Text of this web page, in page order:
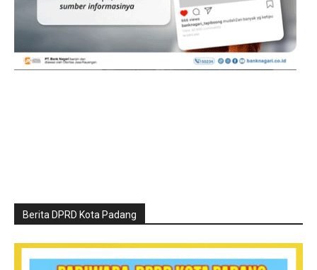
Berita DPRD Kota Padang